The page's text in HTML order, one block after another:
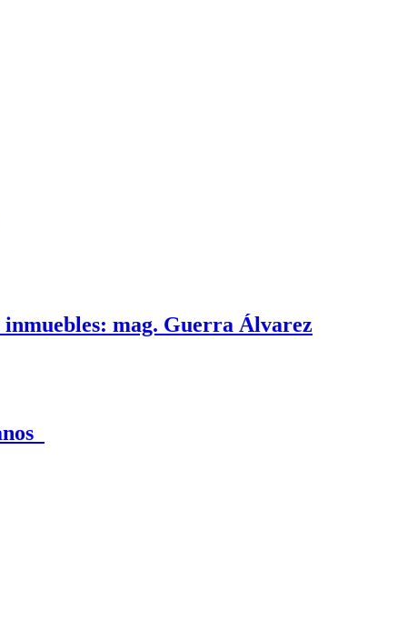
mag. Guerra Álvarez